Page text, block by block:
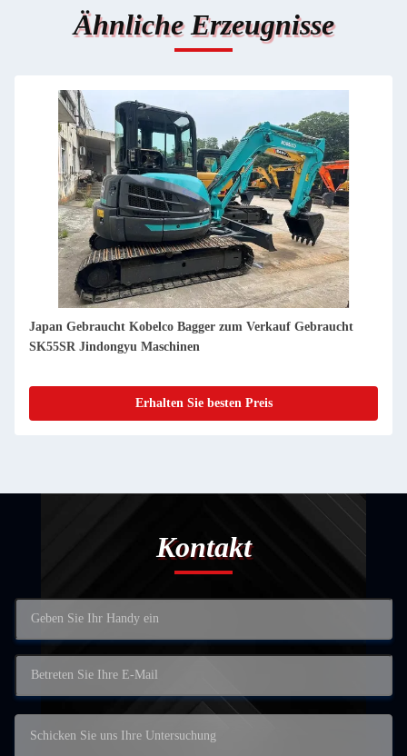
Ähnliche Erzeugnisse
Japan Gebraucht Kobelco Bagger zum Verkauf Gebraucht
SK70SR Jindongyu Maschinen
Erhalten Sie besten Preis
Kontakt